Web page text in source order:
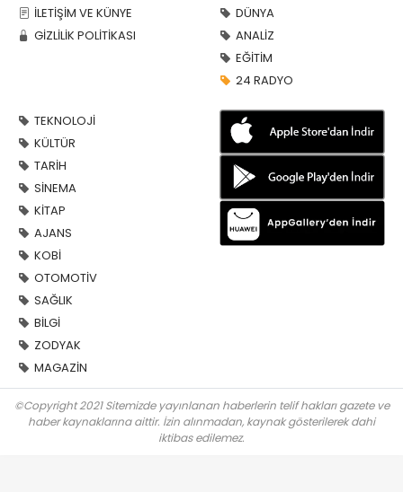
İLETİŞİM VE KÜNYE
GİZLİLİK POLİTİKASI
DÜNYA
ANALİZ
EĞİTİM
24 RADYO
TEKNOLOJİ
KÜLTÜR
TARİH
SİNEMA
KİTAP
AJANS
KOBİ
OTOMOTİV
SAĞLIK
BİLGİ
ZODYAK
MAGAZİN
©Copyright 2021 Sitemizde yayınlanan haberlerin telif hakları gazete ve
haber kaynaklarına aittir. İzin alınmadan, kaynak gösterilerek dahi
iktibas edilemez.